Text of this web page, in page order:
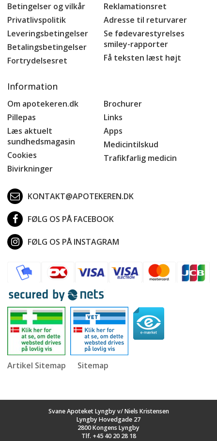
Betingelser og vilkår
Privatlivspolitik
Leveringsbetingelser
Betalingsbetingelser
Fortrydelsesret
Reklamationsret
Adresse til returvarer
Se fødevarestyrelses
smiley-rapporter
Få teksten læst højt
Information
Om apotekeren.dk
Pillepas
Læs aktuelt
sundhedsmagasin
Cookies
Bivirkninger
Brochurer
Links
Apps
Medicintilskud
Trafikfarlig medicin
KONTAKT@APOTEKEREN.DK
FØLG OS PÅ FACEBOOK
FØLG OS PÅ INSTAGRAM
Artikel Sitemap Sitemap
Svane Apoteket Lyngby v/ Niels Kristensen
Lyngby Hovedgade 27
2800 Kongens Lyngby
Tlf. +45 40 20 28 18